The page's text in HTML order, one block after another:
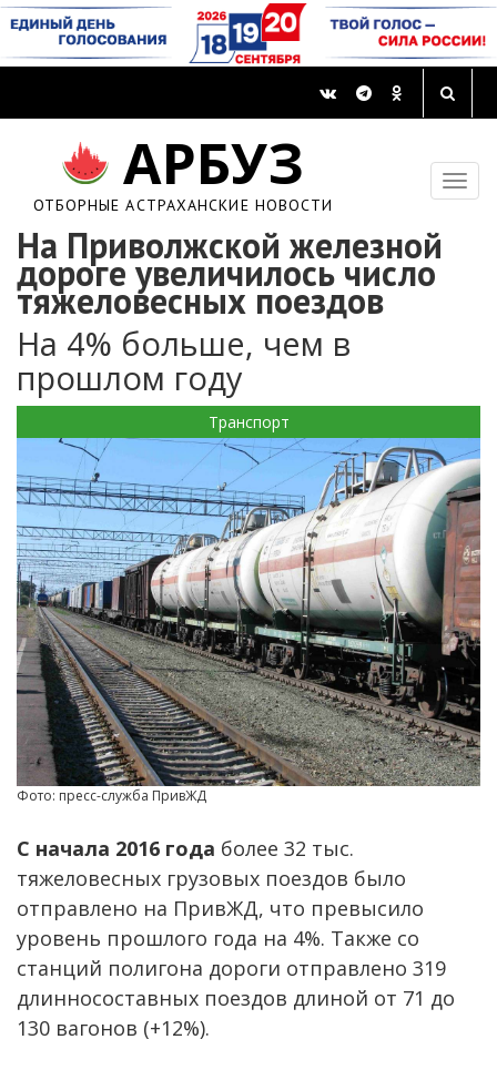
АРБУЗ
ОТБОРНЫЕ АСТРАХАНСКИЕ НОВОСТИ
На Приволжской железной
дороге увеличилось число
тяжеловесных поездов
На 4% больше, чем в
прошлом году
Транспорт
Фото: пресс-служба ПривЖД
С начала 2016 года более 32 тыс.
тяжеловесных грузовых поездов было
отправлено на ПривЖД, что превысило
уровень прошлого года на 4%. Также со
станций полигона дороги отправлено 319
длинносоставных поездов длиной от 71 до
130 вагонов (+12%).